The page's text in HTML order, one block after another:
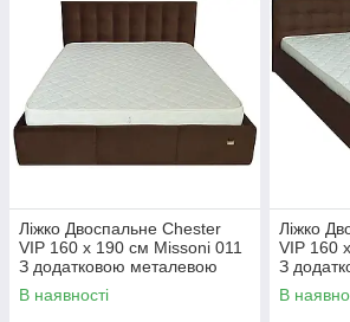
Ліжко Двоспальне Chester
VIP 160 х 190 см Missoni 011
З додатковою металевою
цільнозварною рамою
Темно-коричневий
В наявності
Ліжко
VIP 160
З
В